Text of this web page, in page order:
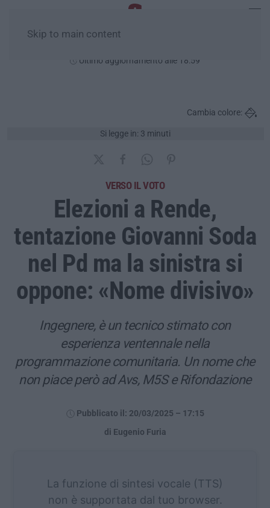
Skip to main content
Ultimo aggiornamento alle 18:59
Si legge in: 3 minuti
Cambia colore:
VERSO IL VOTO
Elezioni a Rende,
tentazione Giovanni Soda
nel Pd ma la sinistra si
oppone: «Nome divisivo»
Ingegnere, è un tecnico stimato con
esperienza ventennale nella
programmazione comunitaria. Un nome che
non piace però ad Avs, M5S e Rifondazione
Pubblicato il: 20/03/2025 – 17:15
di Eugenio Furia
La funzione di sintesi vocale (TTS)
non è supportata dal tuo browser.